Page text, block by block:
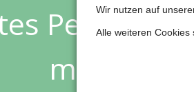
Personal,
machen
Wir nutzen auf
Alle weiteren Cookies